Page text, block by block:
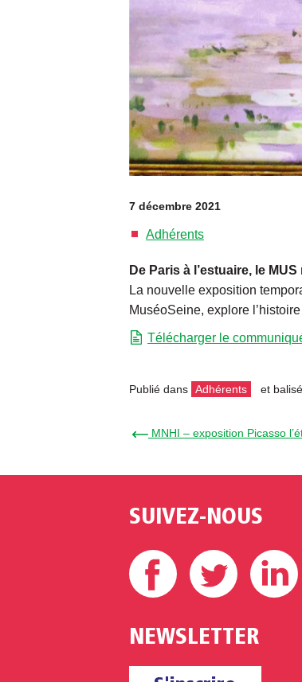
7 décembre 2021
Adhérents
De Paris à l’estuaire, le
La nouvelle exposition
MuséoSeine, explore
Télécharger le
Publié dans Adhérents et balisé
← MNHI – exposition Picasso
SUIVEZ-NOUS
Facebook Twitter
NEWSLETTER